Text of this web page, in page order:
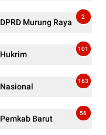
DPRD Murung Raya
2
Hukrim
101
Nasional
163
Pemkab Barut
56